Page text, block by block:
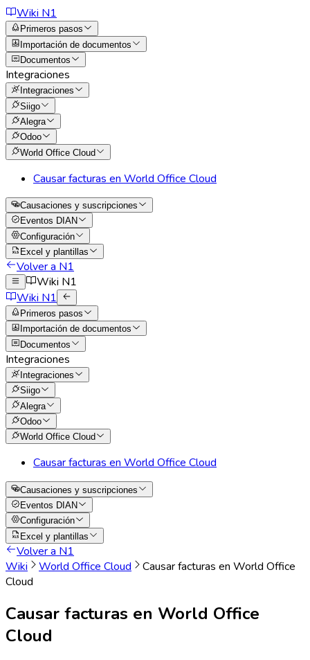
Wiki N1
Primeros pasos
Importación de documentos
Documentos
Integraciones
Integraciones
Siigo
Alegra
Odoo
World Office Cloud
Causar facturas en World Office Cloud
Causaciones y suscripciones
Eventos DIAN
Configuración
Excel y plantillas
Volver a N1
Wiki N1
Wiki N1
Primeros pasos
Importación de documentos
Documentos
Integraciones
Integraciones
Siigo
Alegra
Odoo
World Office Cloud
Causar facturas en World Office Cloud
Causaciones y suscripciones
Eventos DIAN
Configuración
Excel y plantillas
Volver a N1
Wiki
World Office Cloud
Causar facturas en World Office
Cloud
Causar facturas en World Office
Cloud